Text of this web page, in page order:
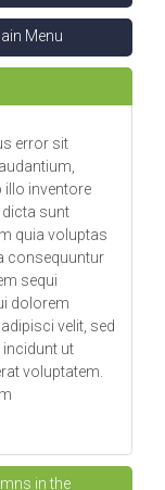
Menu
error sit
illo inventore
dicta sunt
quia voluptas
consequuntur
sequi
dolorem
velit, sed
ut
voluptatem.
in the